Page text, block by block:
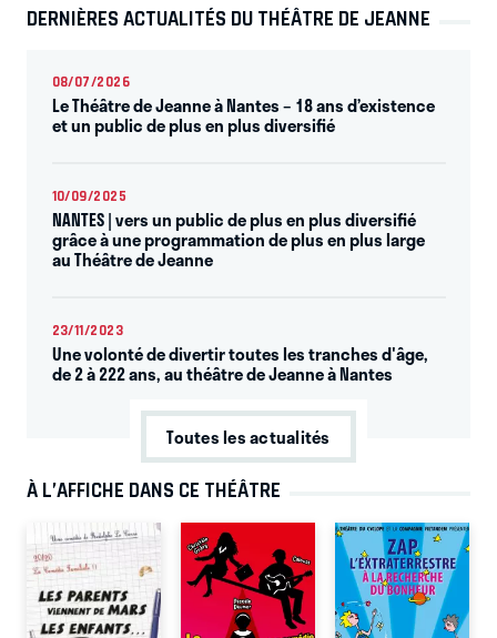
DERNIÈRES ACTUALITÉS DU THÉÂTRE DE JEANNE
08/07/2026
Le Théâtre de Jeanne à Nantes – 18 ans d’existence
et un public de plus en plus diversifié
10/09/2025
NANTES | vers un public de plus en plus diversifié
grâce à une programmation de plus en plus large
au Théâtre de Jeanne
23/11/2023
Une volonté de divertir toutes les tranches d'âge,
de 2 à 222 ans, au théâtre de Jeanne à Nantes
Toutes les actualités
À L’AFFICHE DANS CE THÉÂTRE